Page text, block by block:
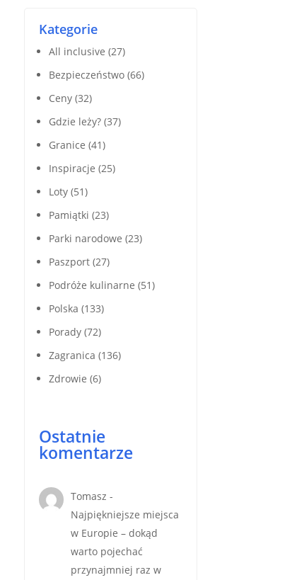
Kategorie
All inclusive (27)
Bezpieczeństwo(66)
Ceny(32)
Gdzie leży?(37)
Granice (41)
Inspiracje (25)
Loty(51)
Pamiątki (23)
Parki narodowe (23)
Paszport(27)
Podróże kulinarne (51)
Polska (133)
Porady(72)
Zagranica (136)
Zdrowie (6)
Ostatnie
komentarze
Tomasz -
Najpiękniejsze miejsca
w Europie – dokąd
warto pojechać
przynajmniej raz w